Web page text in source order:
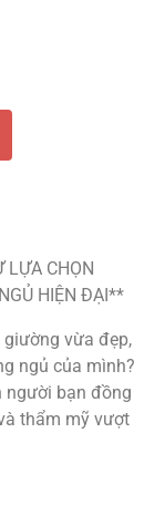
LỰA CHỌN
HIỆN ĐẠI**
vừa đẹp,
ngủ của mình?
người bạn đồng
thẩm mỹ vượt